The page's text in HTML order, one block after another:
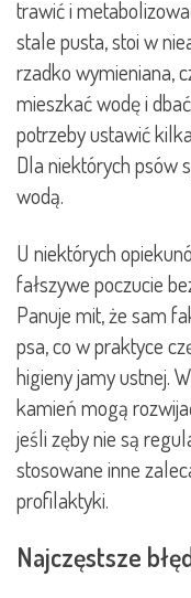
trawić i
stale pusta, stoi w
rzadko wymieniana,
mieszkać wodę i
potrzeby ustawić
Dla niektórych psów
wodą.
U niektórych
fałszywe poczucie
Panuje mit, że sam
psa, co w praktyce
higieny jamy ustnej.
kamień mogą
jeśli zęby nie są
stosowane inne
profilaktyki.
Najczęstsze